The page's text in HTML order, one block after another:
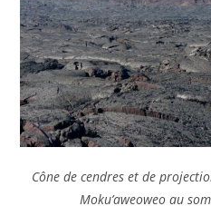
Cône de cendres et de
Moku’aweoweo au